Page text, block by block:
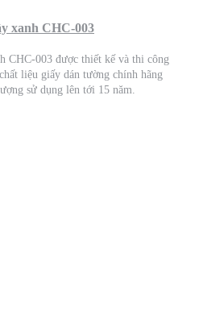
xanh CHC-003
CHC-003 được thiết kế và thi công
liệu giấy dán tường chính hãng
sử dụng lên tới 15 năm.